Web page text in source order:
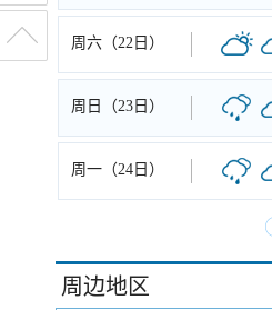
周六（22日）
周日（23日）
周一（24日）
周边地区